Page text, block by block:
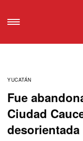
YUCATÁN
Fue
Ciudad
desorientada